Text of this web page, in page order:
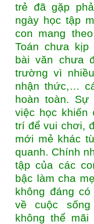
trẻ đã gặp
ngày học tập
con mang
Toán chưa
bài văn chưa
trường vì
nhận thức,…
hoàn toàn.
việc học khiến
trí để vui chơi,
mới mẻ khác
quanh. Chính
tập của các
bậc làm cha
không đáng
về cuộc
không thể